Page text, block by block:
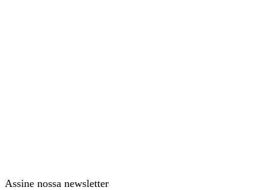
Assine nossa newsletter